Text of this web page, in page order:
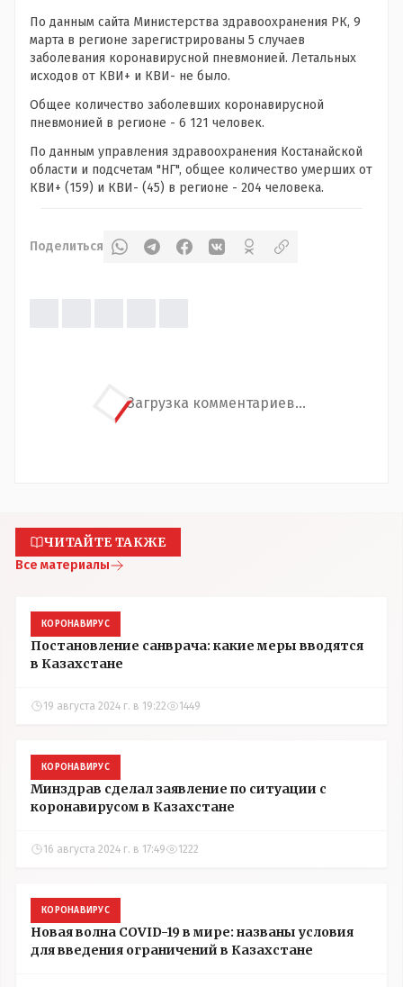
По данным сайта Министерства здравоохранения РК, 9
марта в регионе зарегистрированы 5 случаев
заболевания коронавирусной пневмонией. Летальных
исходов от КВИ+ и КВИ- не было.
Общее количество заболевших коронавирусной
пневмонией в регионе - 6 121 человек.
По данным управления здравоохранения Костанайской
области и подсчетам "НГ", общее количество умерших от
КВИ+ (159) и КВИ- (45) в регионе - 204 человека.
Поделиться
Загрузка комментариев...
ЧИТАЙТЕ ТАКЖЕ
Все материалы
КОРОНАВИРУС
Постановление санврача: какие меры вводятся
в Казахстане
19 августа 2024 г. в 19:22 1449
КОРОНАВИРУС
Минздрав сделал заявление по ситуации с
коронавирусом в Казахстане
16 августа 2024 г. в 17:49 1222
КОРОНАВИРУС
Новая волна COVID-19 в мире: названы условия
для введения ограничений в Казахстане